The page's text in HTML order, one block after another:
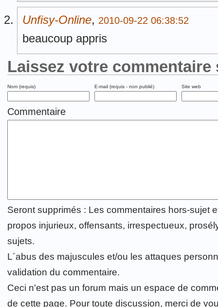
Unfisy-Online, 2010-09-22 06:38:52
beaucoup appris
Laissez votre commentaire
Nom (requis) E-mail (requis - non publié) Site web
Commentaire
Seront supprimés : Les commentaires hors-sujet
propos injurieux, offensants, irrespectueux,
sujets.
L´abus des majuscules et/ou les attaques
validation du commentaire.
Ceci n'est pas un forum mais un espace de
de cette page. Pour toute discussion, merci de